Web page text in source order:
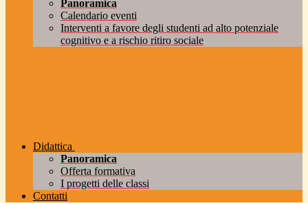
Panoramica
Calendario eventi
Interventi a favore degli studenti ad alto potenziale
cognitivo e a rischio ritiro sociale
Didattica
Panoramica
Offerta formativa
I progetti delle classi
Contatti